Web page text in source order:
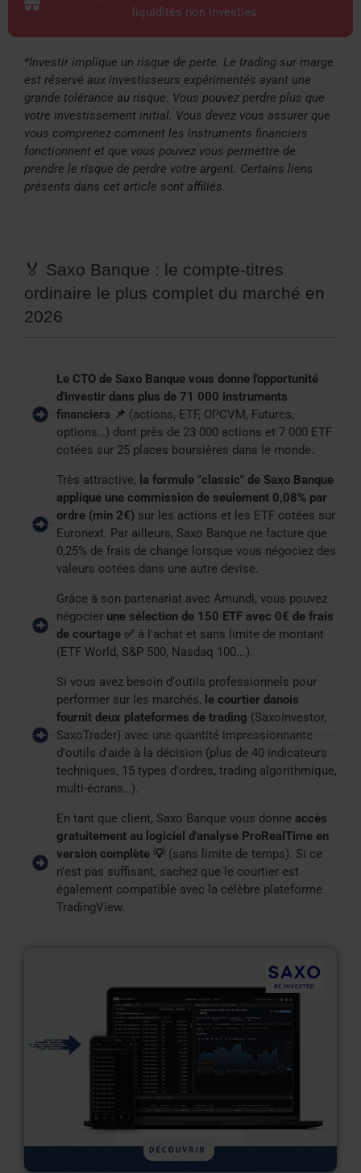
liquidités non investies
*Investir implique un risque de perte. Le trading sur marge
est réservé aux investisseurs expérimentés ayant une
grande tolérance au risque. Vous pouvez perdre plus que
votre investissement initial. Vous devez vous assurer que
vous comprenez comment les instruments financiers
fonctionnent et que vous pouvez vous permettre de
prendre le risque de perdre votre argent. Certains liens
présents dans cet article sont affiliés.
🏅 Saxo Banque : le compte-titres
ordinaire le plus complet du marché en
2026
Le CTO de Saxo Banque vous donne l'opportunité
d'investir dans plus de 71 000 instruments
financiers 📌 (actions, ETF, OPCVM, Futures,
options…) dont près de 23 000 actions et 7 000 ETF
cotées sur 25 places boursières dans le monde.
Très attractive, la formule "classic" de Saxo Banque
applique une commission de seulement 0,08% par
ordre (min 2€) sur les actions et les ETF cotées sur
Euronext. Par ailleurs, Saxo Banque ne facture que
0,25% de frais de change lorsque vous négociez des
valeurs cotées dans une autre devise.
Grâce à son partenariat avec Amundi, vous pouvez
négocier une sélection de 150 ETF avec 0€ de frais
de courtage ✅ à l'achat et sans limite de montant
(ETF World, S&P 500, Nasdaq 100...).
Si vous avez besoin d'outils professionnels pour
performer sur les marchés, le courtier danois
fournit deux plateformes de trading (SaxoInvestor,
SaxoTrader) avec une quantité impressionnante
d'outils d'aide à la décision (plus de 40 indicateurs
techniques, 15 types d'ordres, trading algorithmique,
multi-écrans…).
En tant que client, Saxo Banque vous donne accès
gratuitement au logiciel d'analyse ProRealTime en
version complète 💡(sans limite de temps). Si ce
n'est pas suffisant, sachez que le courtier est
également compatible avec la célèbre plateforme
TradingView.